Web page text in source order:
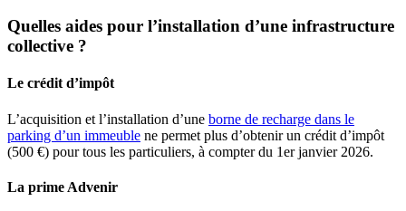
Quelles aides pour l’installation d’une infrastructure
collective ?
Le crédit d’impôt
L’acquisition et l’installation d’une borne de recharge dans le
parking d’un immeuble ne permet plus d’obtenir un crédit d’impôt
(500 €) pour tous les particuliers, à compter du 1er janvier 2026.
La prime Advenir